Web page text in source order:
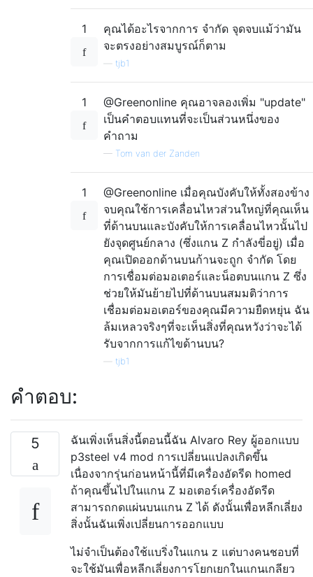
1
คุณได้อะไรจากการ จำกัด จุดจบแม้ว่ามัน
จะตรงอย่างสมบูรณ์ก็ตาม
tjb1
1
@Greenonline คุณอาจลองเพิ่ม "update"
เป็นคำตอบแทนที่จะเป็นส่วนหนึ่งของ
คำถาม
— Tom van der Zanden
1
@Greenonline เมื่อคุณบังคับให้ทั้งสองข้าง
จบคุณใช้การเคลื่อนไหวส่วนใหญ่ที่คุณเห็น
ที่ด้านบนและบังคับให้การเคลื่อนไหวนั้นไป
ยังจุดศูนย์กลาง (ซึ่งแกน Z กำลังขี่อยู่) เมื่อ
คุณเปิดออกด้านบนก้านจะถูก จำกัด โดย
การเชื่อมต่อมอเตอร์และน็อตบนแกน Z ซึ่ง
ช่วยให้มันย้ายไปที่ด้านบนสมมติว่าการ
เชื่อมต่อมอเตอร์ของคุณมีความยืดหยุ่น ฉัน
ล้มเหลวจริงๆที่จะเห็นสิ่งที่คุณหวังว่าจะได้
รับจากการแก้ไขด้านบน?
tjb1
คำตอบ:
5
ฉันเพิ่งเห็นสิ่งนี้ตอนนี้ฉัน Alvaro Rey ผู้ออกแบบ
p3steel v4 mod การเปลี่ยนแปลงเกิดขึ้น
เนื่องจากรุ่นก่อนหน้านี้ที่มีเครื่องอัดรีด homed
ถ้าคุณขึ้นไปในแกน Z มอเตอร์เครื่องอัดรีด
สามารถกดแผ่นบนแกน Z ได้ ดังนั้นเพื่อหลีกเลี่ยง
สิ่งนั้นฉันเพิ่งเปลี่ยนการออกแบบ
ไม่จำเป็นต้องใช้แบริ่งในแกน z แต่บางคนชอบที่
จะใช้มันเพื่อหลีกเลี่ยงการโยกเยกในแกนเกลียว